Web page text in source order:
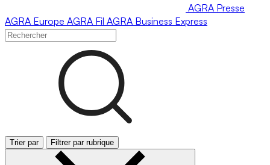
AGRA Presse
AGRA Europe AGRA Fil AGRA Business Express
Trier par Filtrer par rubrique